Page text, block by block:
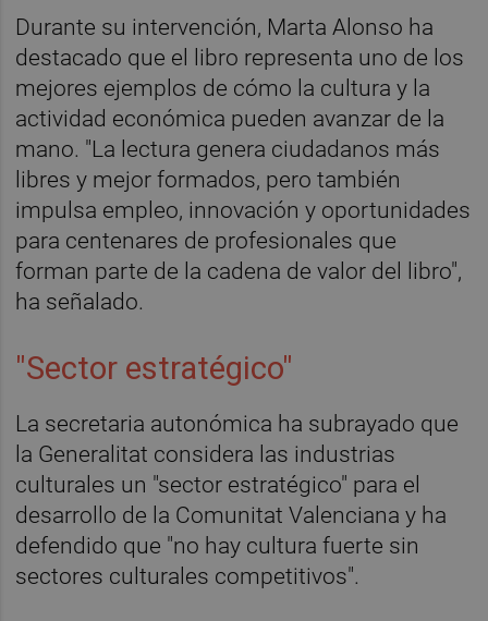
Durante su intervención, Marta Alonso ha
destacado que el libro representa uno de los
mejores ejemplos de cómo la cultura y la
actividad económica pueden avanzar de la
mano. "La lectura genera ciudadanos más
libres y mejor formados, pero también
impulsa empleo, innovación y oportunidades
para centenares de profesionales que
forman parte de la cadena de valor del libro",
ha señalado.
"Sector estratégico"
La secretaria autonómica ha subrayado que
la Generalitat considera las industrias
culturales un "sector estratégico" para el
desarrollo de la Comunitat Valenciana y ha
defendido que "no hay cultura fuerte sin
sectores culturales competitivos".